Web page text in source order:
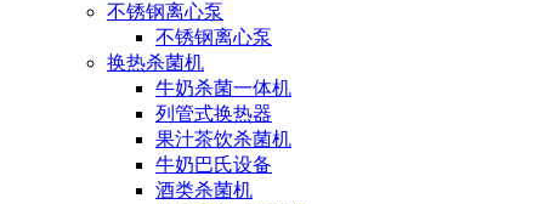
不锈钢离心泵
不锈钢离心泵
换热杀菌机
牛奶杀菌一体机
列管式换热器
果汁茶饮杀菌机
牛奶巴氏设备
酒类杀菌机